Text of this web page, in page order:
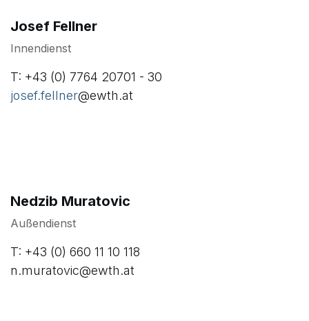
Josef Fellner
Innendienst
T: +43 (0) 7764 20701 - 30
josef.fellner@ewth.at
Nedzib Muratovic
Außendienst
T: +43 (0) 660 11 10 118
n.muratovic@ewth.at